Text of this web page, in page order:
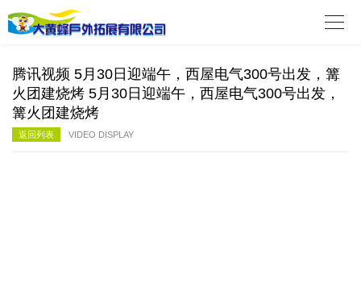

腾讯视频 5月30日迎端午，西屋电气300号出发，篝
火团建烧烤 5月30日迎端午，西屋电气300号出发，
篝火团建烧烤
返回列表 VIDEO DISPLAY